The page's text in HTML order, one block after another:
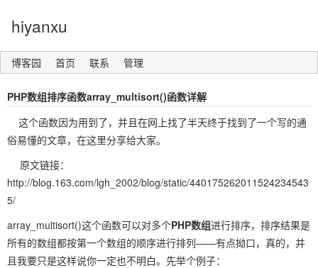
hiyanxu
博客园 首页 联系 管理
PHP数组排序函数array_multisort()函数详解
这个函数因为用到了，并且在网上找了半天终于找到了一个写的通
俗易懂的文章，在这里分享给大家。
原文链接：
http://blog.163.com/lgh_2002/blog/static/440175262011524234543
5/
array_multisort()这个函数可以对多个PHP数组进行排序，排序结果是
所有的数组都按第一个数组的顺序进行排列——有点拗口，真的，并
且我要只是这样说你一定也不明白。先举个例子：